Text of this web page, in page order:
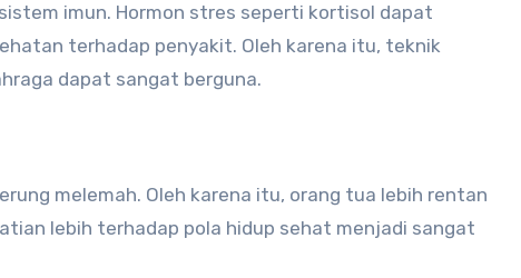
imun. Hormon stres seperti kortisol dapat
terhadap penyakit. Oleh karena itu, teknik
dapat sangat berguna.
melemah. Oleh karena itu, orang tua lebih rentan
lebih terhadap pola hidup sehat menjadi sangat